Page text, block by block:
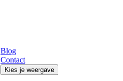
Blog
Contact
Kies je weergave